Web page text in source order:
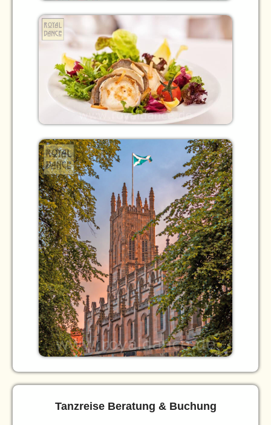
Tanzreise Beratung & Buchung